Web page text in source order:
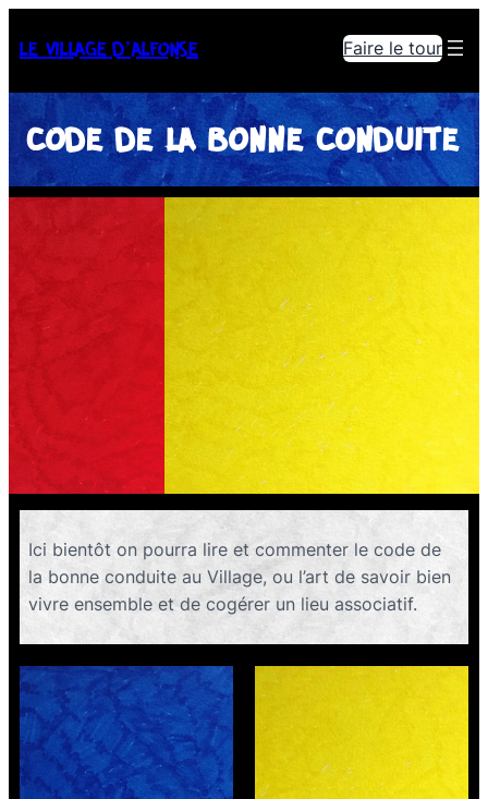
LE VILLAGE D’ALFONSE Faire le tour
CODE DE LA BONNE CONDUITE
Ici bientôt on pourra lire et commenter le code de
la bonne conduite au Village, ou l’art de savoir bien
vivre ensemble et de cogérer un lieu associatif.